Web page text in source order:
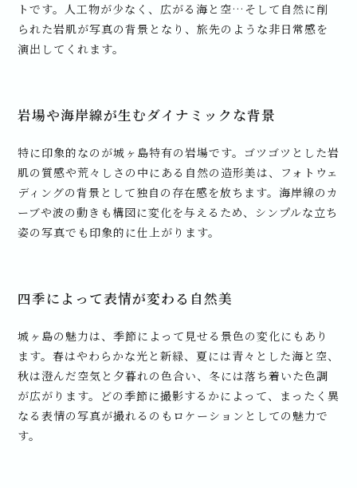
トです。人工物が少なく、広がる海と空…そして自然に削
られた岩肌が写真の背景となり、旅先のような非日常感を
演出してくれます。
岩場や海岸線が生むダイナミックな背景
特に印象的なのが城ヶ島特有の岩場です。ゴツゴツとした岩
肌の質感や荒々しさの中にある自然の造形美は、フォトウェ
ディングの背景として独自の存在感を放ちます。海岸線のカ
ーブや波の動きも構図に変化を与えるため、シンプルな立ち
姿の写真でも印象的に仕上がります。
四季によって表情が変わる自然美
城ヶ島の魅力は、季節によって見せる景色の変化にもあり
ます。春はやわらかな光と新緑、夏には青々とした海と空、
秋は澄んだ空気と夕暮れの色合い、冬には落ち着いた色調
が広がります。どの季節に撮影するかによって、まったく異
なる表情の写真が撮れるのもロケーションとしての魅力で
す。